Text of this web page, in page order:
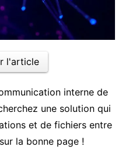
l'article
interne de
une solution qui
et de fichiers entre
la bonne page !